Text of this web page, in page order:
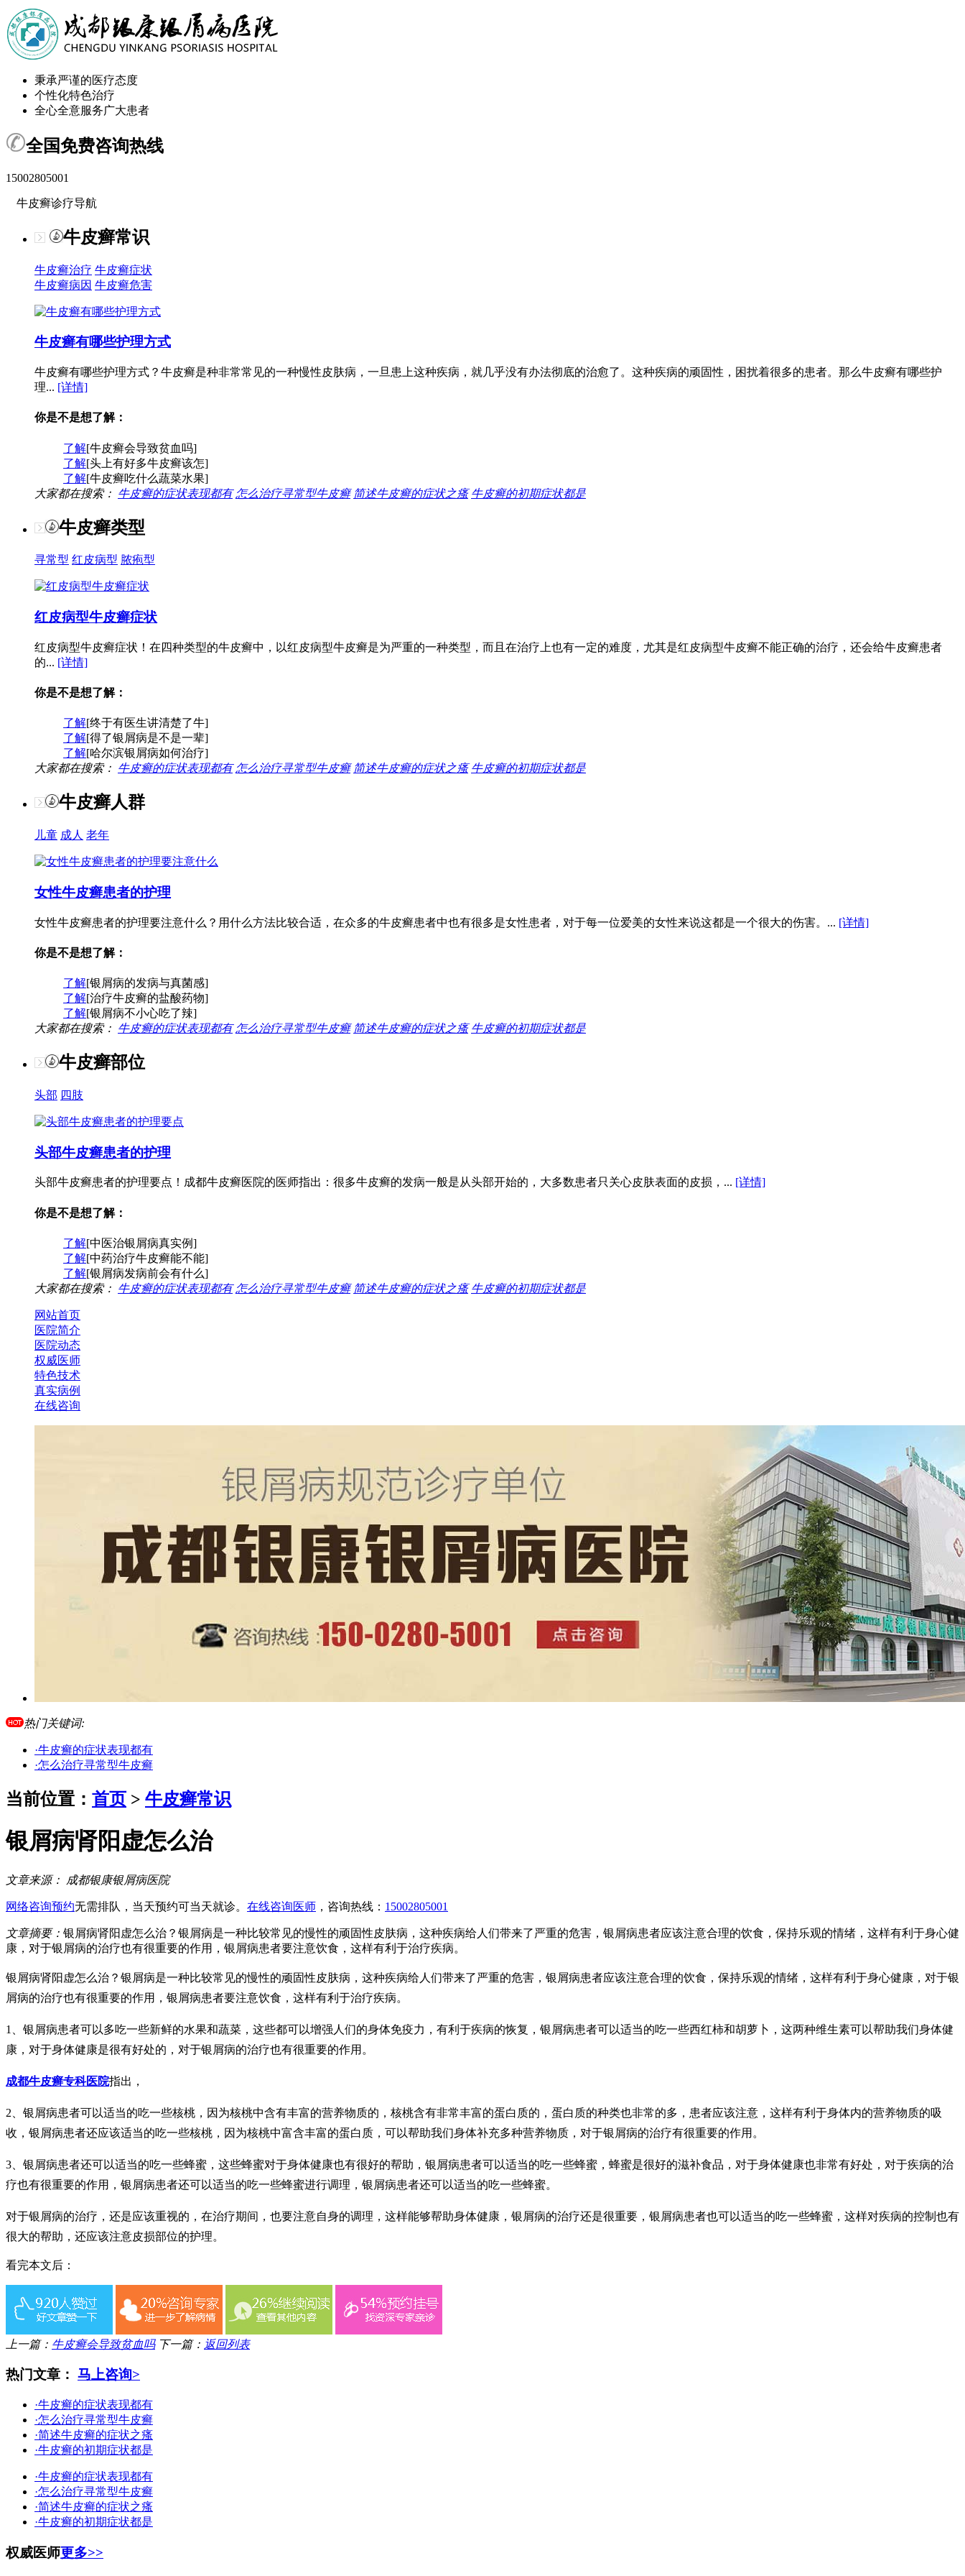
秉承严谨的医疗态度
个性化特色治疗
全心全意服务广大患者
全国免费咨询热线
15002805001
牛皮癣诊疗导航
牛皮癣常识
牛皮癣治疗 牛皮癣症状
牛皮癣病因 牛皮癣危害
牛皮癣有哪些护理方式
牛皮癣有哪些护理方式？牛皮癣是种非常常见的一种慢性皮肤病，一旦患上这种疾病，就几乎没有办法彻底的治愈了。这种疾病的顽固性，困扰着很多的患者。那么牛皮癣有哪些护
理... [详情]
你是不是想了解：
了解[牛皮癣会导致贫血吗]
了解[头上有好多牛皮癣该怎]
了解[牛皮癣吃什么蔬菜水果]
大家都在搜索： 牛皮癣的症状表现都有 怎么治疗寻常型牛皮癣 简述牛皮癣的症状之瘙 牛皮癣的初期症状都是
牛皮癣类型
寻常型 红皮病型 脓疱型
红皮病型牛皮癣症状
红皮病型牛皮癣症状！在四种类型的牛皮癣中，以红皮病型牛皮癣是为严重的一种类型，而且在治疗上也有一定的难度，尤其是红皮病型牛皮癣不能正确的治疗，还会给牛皮癣患者
的... [详情]
你是不是想了解：
了解[终于有医生讲清楚了牛]
了解[得了银屑病是不是一辈]
了解[哈尔滨银屑病如何治疗]
大家都在搜索： 牛皮癣的症状表现都有 怎么治疗寻常型牛皮癣 简述牛皮癣的症状之瘙 牛皮癣的初期症状都是
牛皮癣人群
儿童 成人 老年
女性牛皮癣患者的护理
女性牛皮癣患者的护理要注意什么？用什么方法比较合适，在众多的牛皮癣患者中也有很多是女性患者，对于每一位爱美的女性来说这都是一个很大的伤害。... [详情]
你是不是想了解：
了解[银屑病的发病与真菌感]
了解[治疗牛皮癣的盐酸药物]
了解[银屑病不小心吃了辣]
大家都在搜索： 牛皮癣的症状表现都有 怎么治疗寻常型牛皮癣 简述牛皮癣的症状之瘙 牛皮癣的初期症状都是
牛皮癣部位
头部 四肢
头部牛皮癣患者的护理
头部牛皮癣患者的护理要点！成都牛皮癣医院的医师指出：很多牛皮癣的发病一般是从头部开始的，大多数患者只关心皮肤表面的皮损，... [详情]
你是不是想了解：
了解[中医治银屑病真实例]
了解[中药治疗牛皮癣能不能]
了解[银屑病发病前会有什么]
大家都在搜索： 牛皮癣的症状表现都有 怎么治疗寻常型牛皮癣 简述牛皮癣的症状之瘙 牛皮癣的初期症状都是
网站首页
医院简介
医院动态
权威医师
特色技术
真实病例
在线咨询
热门关键词:
·牛皮癣的症状表现都有
·怎么治疗寻常型牛皮癣
当前位置： 首页 > 牛皮癣常识
银屑病肾阳虚怎么治
文章来源： 成都银康银屑病医院
网络咨询预约无需排队，当天预约可当天就诊。 在线咨询医师 ，咨询热线： 15002805001
文章摘要： 银屑病肾阳虚怎么治？银屑病是一种比较常见的慢性的顽固性皮肤病，这种疾病给人们带来了严重的危害，银屑病患者应该注意合理的饮食，保持乐观的情绪，这样有利于身心健
康，对于银屑病的治疗也有很重要的作用，银屑病患者要注意饮食，这样有利于治疗疾病。
银屑病肾阳虚怎么治？银屑病是一种比较常见的慢性的顽固性皮肤病，这种疾病给人们带来了严重的危害，银屑病患者应该注意合理的饮食，保持乐观的情绪，这样有利于身心健康，对于银
屑病的治疗也有很重要的作用，银屑病患者要注意饮食，这样有利于治疗疾病。
1、银屑病患者可以多吃一些新鲜的水果和蔬菜，这些都可以增强人们的身体免疫力，有利于疾病的恢复，银屑病患者可以适当的吃一些西红柿和胡萝卜，这两种维生素可以帮助我们身体健
康，对于身体健康是很有好处的，对于银屑病的治疗也有很重要的作用。
成都牛皮癣专科医院指出，
2、银屑病患者可以适当的吃一些核桃，因为核桃中含有丰富的营养物质的，核桃含有非常丰富的蛋白质的，蛋白质的种类也非常的多，患者应该注意，这样有利于身体内的营养物质的吸
收，银屑病患者还应该适当的吃一些核桃，因为核桃中富含丰富的蛋白质，可以帮助我们身体补充多种营养物质，对于银屑病的治疗有很重要的作用。
3、银屑病患者还可以适当的吃一些蜂蜜，这些蜂蜜对于身体健康也有很好的帮助，银屑病患者可以适当的吃一些蜂蜜，蜂蜜是很好的滋补食品，对于身体健康也非常有好处，对于疾病的治
疗也有很重要的作用，银屑病患者还可以适当的吃一些蜂蜜进行调理，银屑病患者还可以适当的吃一些蜂蜜。
对于银屑病的治疗，还是应该重视的，在治疗期间，也要注意自身的调理，这样能够帮助身体健康，银屑病的治疗还是很重要，银屑病患者也可以适当的吃一些蜂蜜，这样对疾病的控制也有
很大的帮助，还应该注意皮损部位的护理。
看完本文后：
上一篇： 牛皮癣会导致贫血吗 下一篇： 返回列表
热门文章： 马上咨询>
·牛皮癣的症状表现都有
·怎么治疗寻常型牛皮癣
·简述牛皮癣的症状之瘙
·牛皮癣的初期症状都是
·牛皮癣的症状表现都有
·怎么治疗寻常型牛皮癣
·简述牛皮癣的症状之瘙
·牛皮癣的初期症状都是
权威医师更多>>